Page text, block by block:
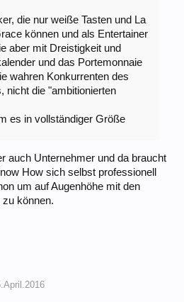
die nur weiße Tasten und La
können und als Entertainer
aber mit Dreistigkeit und
und das Portemonnaie
wahren Konkurrenten des
nicht die "ambitionierten
es in vollständiger Größe
auch Unternehmer und da braucht
How sich selbst professionell
um auf Augenhöhe mit den
können.